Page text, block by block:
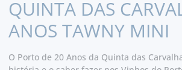
QUINTA DAS
ANOS TAWNY MINI
O Porto de 20 Anos da Quinta das